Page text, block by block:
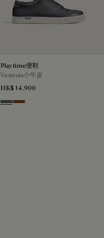
Playtime便鞋
Venezia小牛皮
HK$ 14,900
Light Aluminio
Cacao Intenso